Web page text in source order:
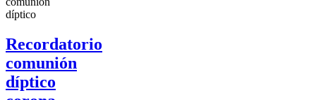
díptico
Recordatorio
comunión
díptico